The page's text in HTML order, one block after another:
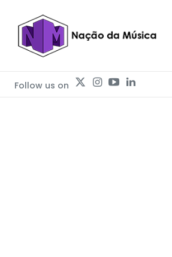
Follow us on